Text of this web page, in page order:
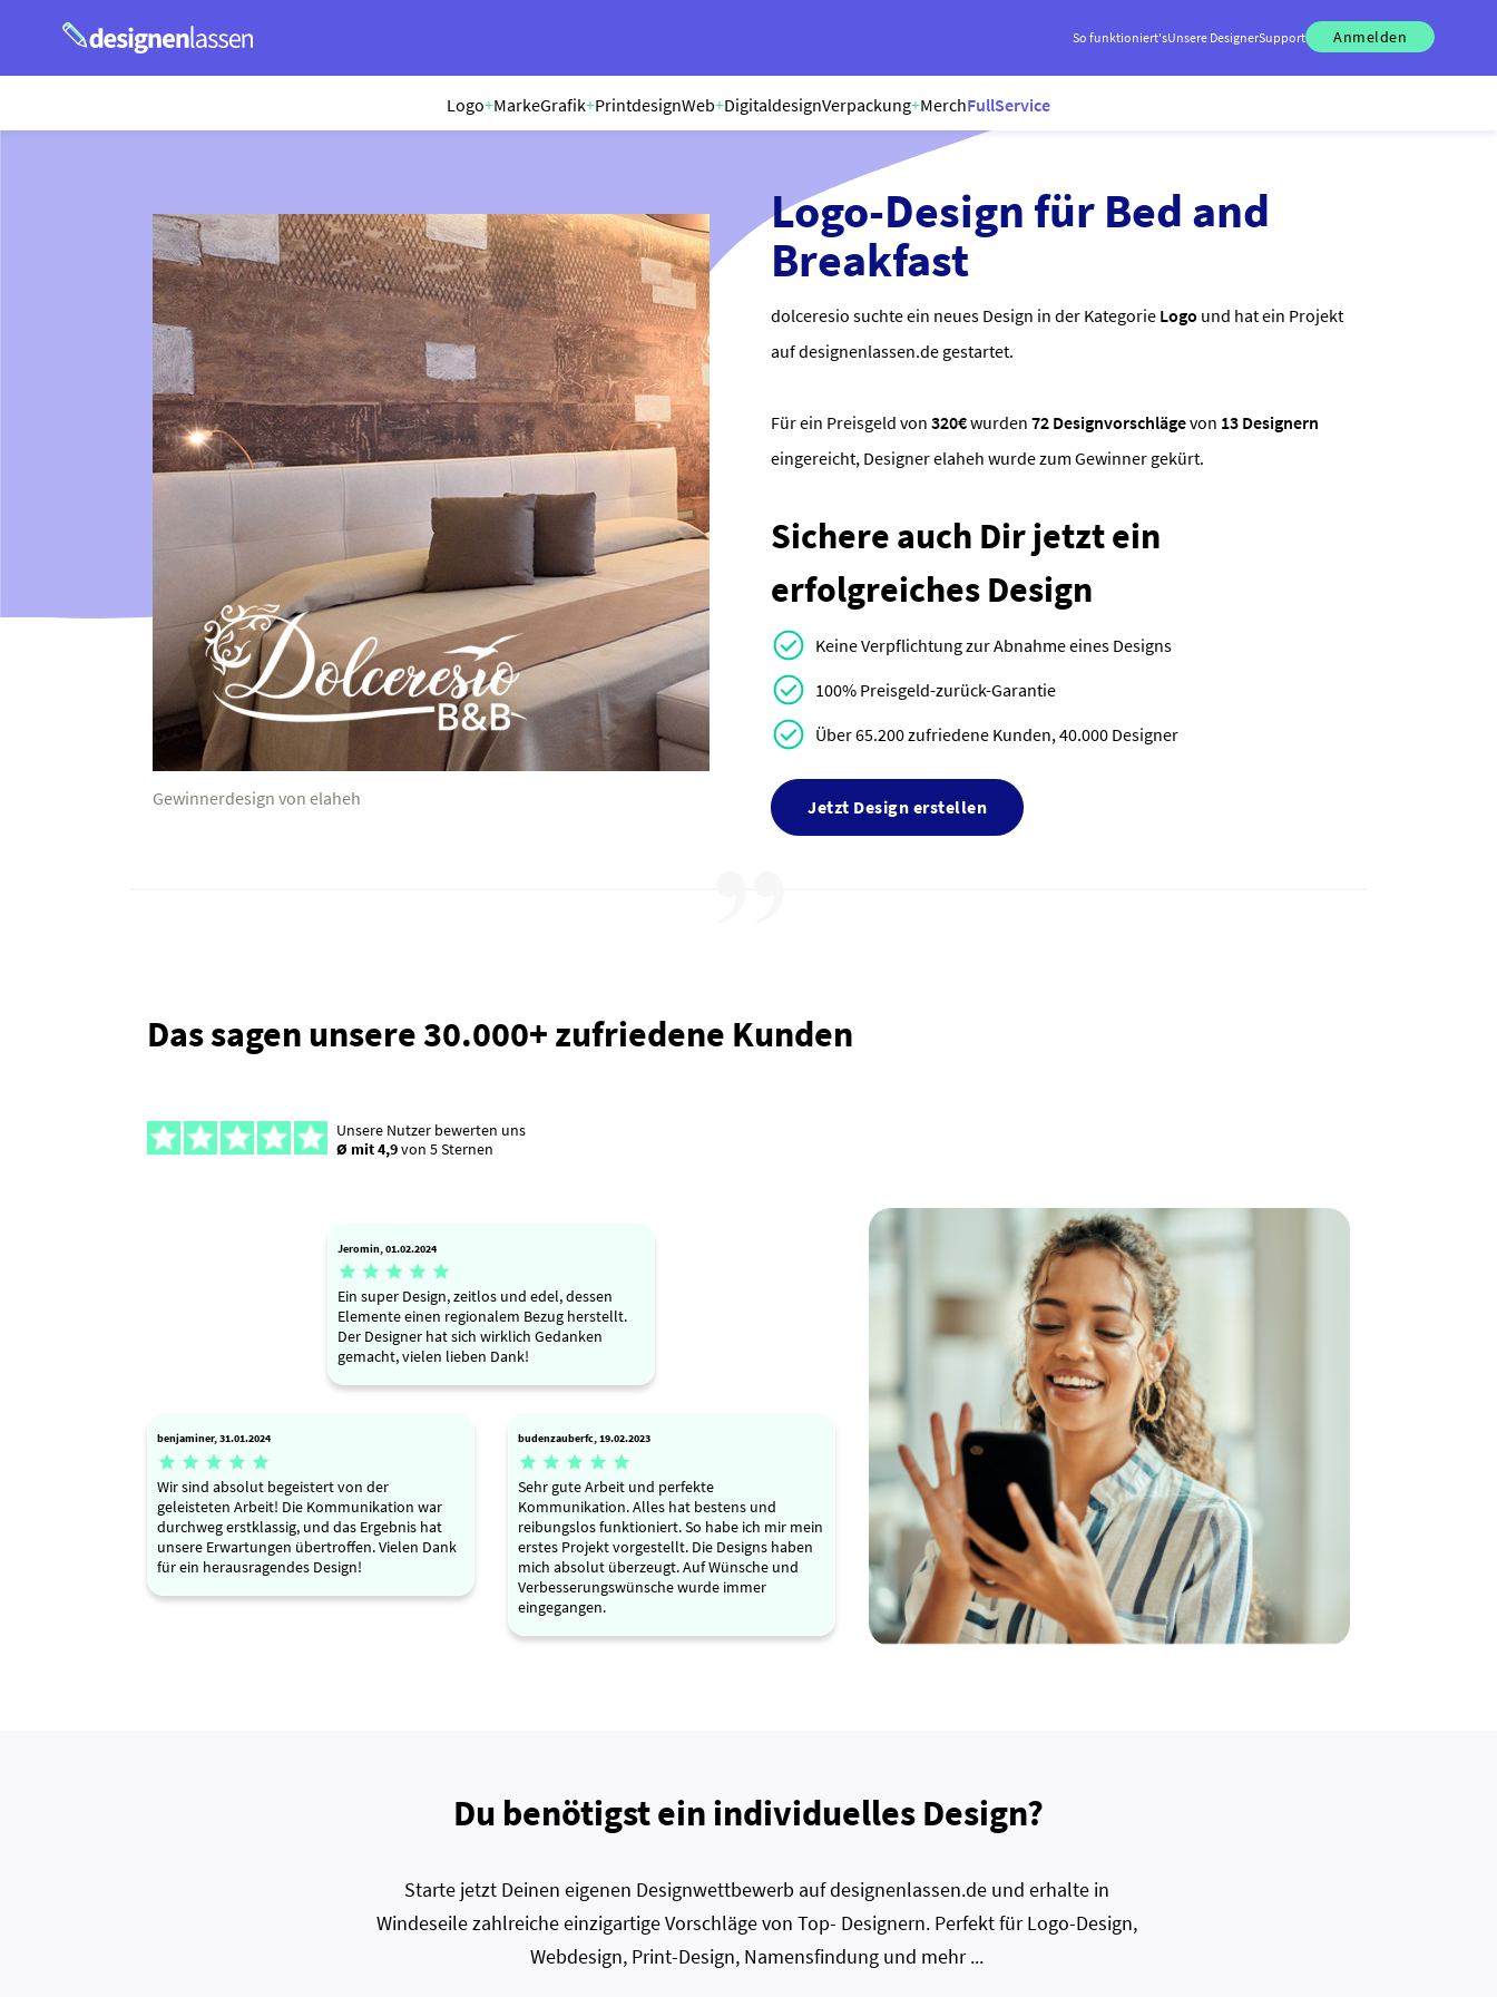
So funktioniert'sUnsere DesignerSupport Anmelden
Logo+MarkeGrafik+PrintdesignWeb+DigitaldesignVerpackung+MerchFullService
Gewinnerdesign von elaheh
Logo-Design für Bed and
Breakfast
dolceresio suchte ein neues Design in der Kategorie Logo und hat ein Projekt
auf designenlassen.de gestartet.
Für ein Preisgeld von 320€wurden 72 Designvorschlägevon 13 Designern
eingereicht, Designer elaheh wurde zum Gewinner gekürt.
Sichere auch Dir jetzt ein
erfolgreiches Design
Keine Verpflichtung zur Abnahme eines Designs
100% Preisgeld-zurück-Garantie
Über 65.200 zufriedene Kunden, 40.000 Designer
Jetzt Design erstellen
Das sagen unsere 30.000+ zufriedene Kunden
Unsere Nutzer bewerten uns
Ø mit 4,9von 5 Sternen
Jeromin, 01.02.2024
    
Ein super Design, zeitlos und edel, dessen
Elemente einen regionalem Bezug herstellt.
Der Designer hat sich wirklich Gedanken
gemacht, vielen lieben Dank!
benjaminer, 31.01.2024
    
Wir sind absolut begeistert von der
geleisteten Arbeit! Die Kommunikation war
durchweg erstklassig, und das Ergebnis hat
unsere Erwartungen übertroffen. Vielen Dank
für ein herausragendes Design!
budenzauberfc, 19.02.2023
    
Sehr gute Arbeit und perfekte
Kommunikation. Alles hat bestens und
reibungslos funktioniert. So habe ich mir mein
erstes Projekt vorgestellt. Die Designs haben
mich absolut überzeugt. Auf Wünsche und
Verbesserungswünsche wurde immer
eingegangen.
Du benötigst ein individuelles Design?
Starte jetzt Deinen eigenen Designwettbewerb auf designenlassen.de und erhalte in
Windeseile zahlreiche einzigartige Vorschläge von Top- Designern. Perfekt für Logo-Design,
Webdesign, Print-Design, Namensfindung und mehr ...